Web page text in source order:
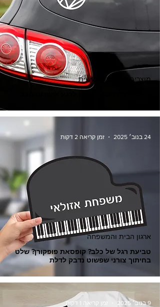
מוצרים מותאמים אישית
טביעת רגל של כלב? קופסאת פופקורן? שלט
בחיתוך צורני שפשוט נדבק לדלת
ארגון הבית והמשפחה
24 בנוב׳ 2025 זמן קריאה 2 דקות
9 בנוב׳ 2025 זמן קריאה 1 דקות